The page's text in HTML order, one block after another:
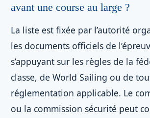
avant une course au large ?
La liste est fixée par l’autorité
les documents officiels de
s’appuyant sur les règles de la
classe, de World Sailing ou de
réglementation applicable. Le
ou la commission sécurité peut